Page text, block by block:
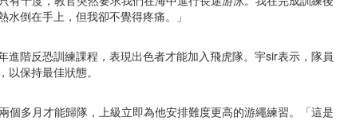
倒在手上，但我卻不覺得疼痛。」
階反恐訓練課程，表現出色者才能加入飛虎隊。宇sir表示，隊員
保持最佳狀態。
多月才能歸隊，上級立即為他安排難度更高的游繩練習。「這是